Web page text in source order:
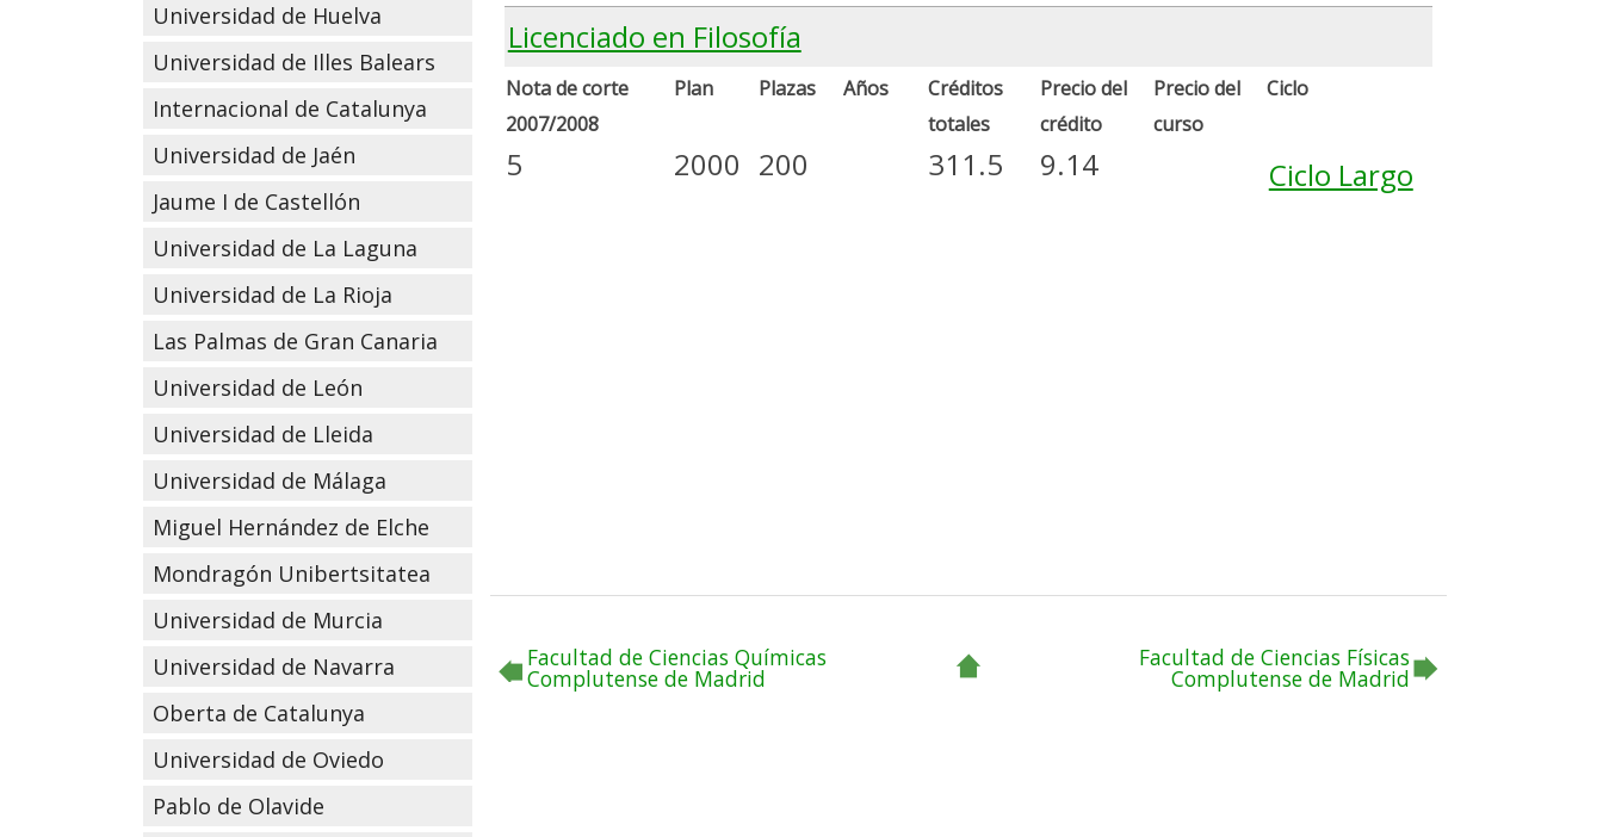
Universidad de Huelva
Universidad de Illes Balears
Internacional de Catalunya
Universidad de Jaén
Jaume I de Castellón
Universidad de La Laguna
Universidad de La Rioja
Las Palmas de Gran Canaria
Universidad de León
Universidad de Lleida
Universidad de Málaga
Miguel Hernández de Elche
Mondragón Unibertsitatea
Universidad de Murcia
Universidad de Navarra
Oberta de Catalunya
Universidad de Oviedo
Pablo de Olavide
Licenciado en Filosofía
Nota de corte
2007/2008
Plan Plazas Años
Créditos
totales
Precio del
crédito
Precio del
curso
Ciclo
5 2000 200 311.5 9.14 Ciclo Largo
Facultad de Ciencias Químicas
Complutense de Madrid
Facultad de Ciencias Físicas
Complutense de Madrid